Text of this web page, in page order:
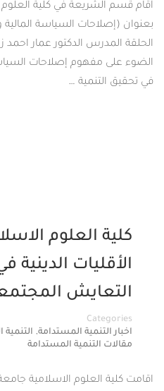
في كلية العلوم الإسلامية
السياسة المالية وأثرها في
الدكتور عمار احمد زيارة هدفت
إصلاحات السياسة المالية
…
العلوم الاسلامية
الدينية في
المجتمعي بعد عام
المستدامة,التنمية المستدامة,
المستدامة
الاسلامية جامعة ديالىندوة